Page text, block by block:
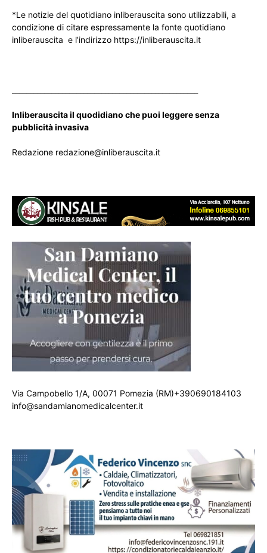
*Le notizie del quotidiano inliberauscita sono utilizzabili, a
condizione di citare espressamente la fonte quotidiano
inliberauscita e l’indirizzo https://inliberauscita.it
Inliberauscita il quodidiano che puoi leggere senza
pubblicità invasiva
Redazione redazione@inliberauscita.it
Via Campobello 1/A, 00071 Pomezia (RM)+390690184103
info@sandamianomedicalcenter.it